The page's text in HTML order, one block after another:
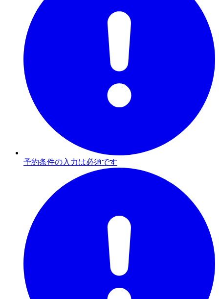
予約条件の入力は必須です